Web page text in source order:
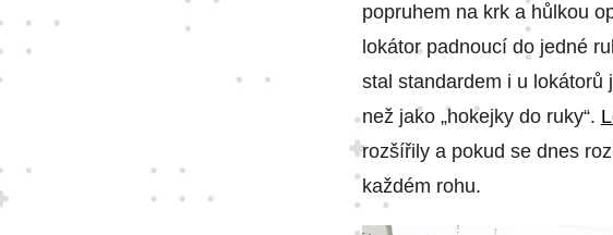
popruhem na krk a hůlkou
lokátor padnoucí do jedné
stal standardem i u
než jako „hokejky do ruky“.
rozšířily a pokud se dnes
každém rohu.